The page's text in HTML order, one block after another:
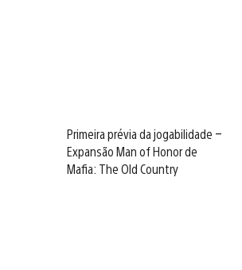
Primeira prévia da jogabilidade –
Expansão Man of Honor de
Mafia: The Old Country